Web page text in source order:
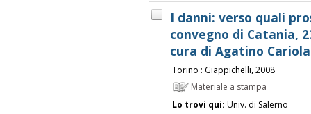
I danni: verso quali
convegno di Catania,
cura di Agatino
Torino : Giappichelli, 2008
Materiale a stampa
Lo trovi qui: Univ. di Salerno